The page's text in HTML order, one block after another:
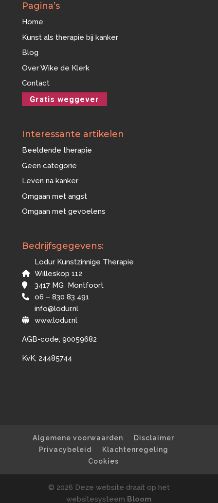
Pagina’s
Home
Kunst als therapie bij kanker
Blog
Over Wike de Klerk
Contact
Gratis weggever
Interessante artikelen
Beeldende therapie
Geen categorie
Leven na kanker
Omgaan met angst
Omgaan met gevoelens
Bedrijfsgegevens:
Lodur Kunstzinnige Therapie
Willeskop 112
3417 MG Montfoort
o6 – 830 83 491
info@lodur.nl
www.lodur.nl
AGB-code; 90059682
KvK; 24485744
Algemene voorwaarden
Disclaimer
Privacybeleid
Klachtenregeling
Cookies
© 2026 Deze website draait op het
websitesysteem Bloom